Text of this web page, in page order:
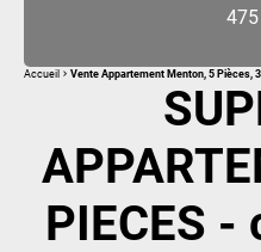
Accueil Vente Appartement Menton, 5 Pièces,
PIECES